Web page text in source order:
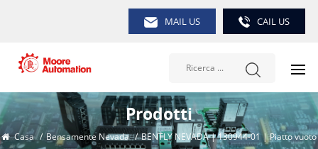
MAIL US CAIL US
Prodotti
Casa / Bensamente Nevada / BENTLY NEVADA | 130944-01 | Piatto vuoto